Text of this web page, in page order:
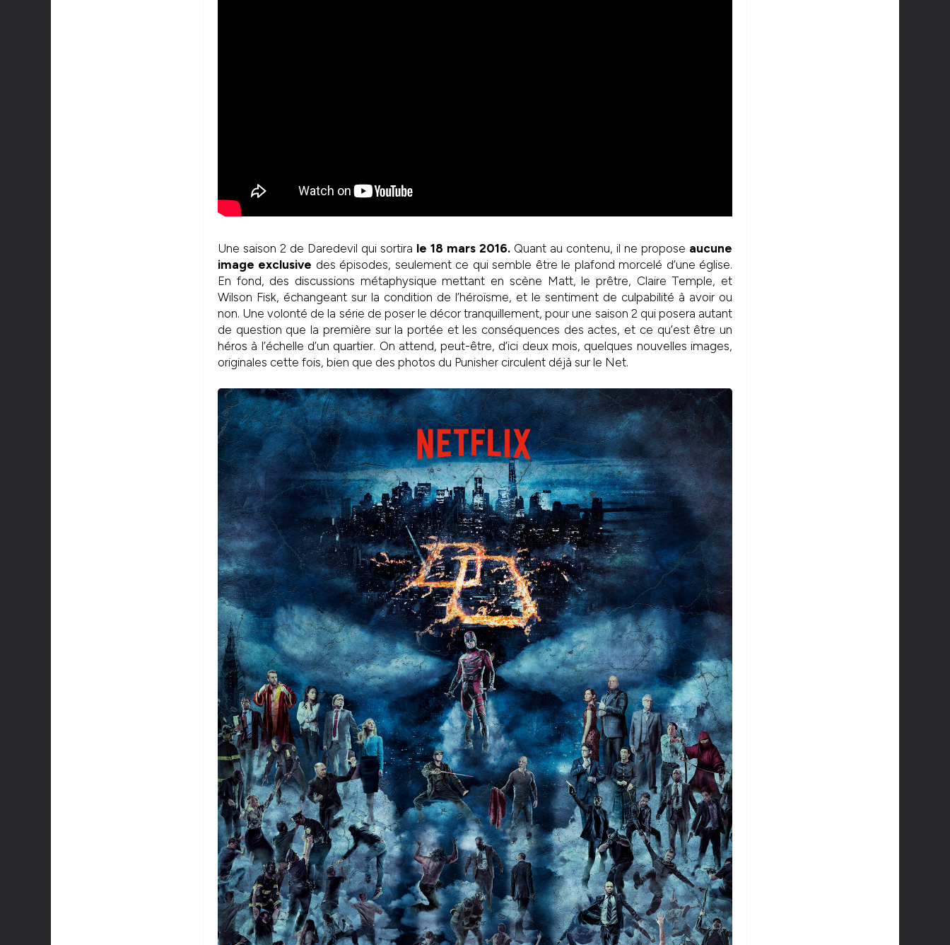
Une saison 2 de Daredevil qui sortira le 18 mars 2016. Quant au contenu, il ne propose aucune
image exclusive des épisodes, seulement ce qui semble être le plafond morcelé d’une église.
En fond, des discussions métaphysique mettant en scène Matt, le prêtre, Claire Temple, et
Wilson Fisk, échangeant sur la condition de l’héroïsme, et le sentiment de culpabilité à avoir ou
non. Une volonté de la série de poser le décor tranquillement, pour une saison 2 qui posera autant
de question que la première sur la portée et les conséquences des actes, et ce qu’est être un
héros à l’échelle d’un quartier. On attend, peut-être, d’ici deux mois, quelques nouvelles images,
originales cette fois, bien que des photos du Punisher circulent déjà sur le Net.